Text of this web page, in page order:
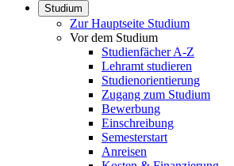
Studium
Zur Hauptseite Studium
Vor dem Studium
Studienfächer A-Z
Lehramt studieren
Studienorientierung
Zugang zum Studium
Bewerbung
Einschreibung
Semesterstart
Anreisen